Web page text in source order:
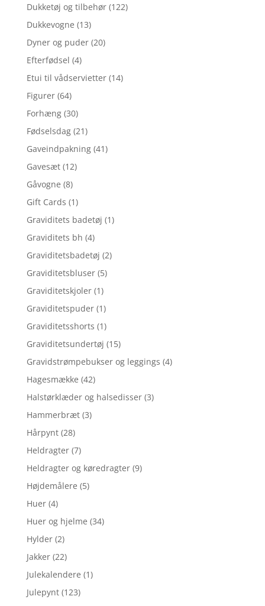
Dukketøj og tilbehør (122)
Dukkevogne (13)
Dyner og puder (20)
Efterfødsel (4)
Etui til vådservietter (14)
Figurer (64)
Forhæng (30)
Fødselsdag (21)
Gaveindpakning (41)
Gavesæt (12)
Gåvogne (8)
Gift Cards (1)
Graviditets badetøj (1)
Graviditets bh (4)
Graviditetsbadetøj (2)
Graviditetsbluser (5)
Graviditetskjoler (1)
Graviditetspuder (1)
Graviditetsshorts (1)
Graviditetsundertøj (15)
Gravidstrømpebukser og leggings (4)
Hagesmække (42)
Halstørklæder og halsedisser (3)
Hammerbræt (3)
Hårpynt (28)
Heldragter (7)
Heldragter og køredragter (9)
Højdemålere (5)
Huer (4)
Huer og hjelme (34)
Hylder (2)
Jakker (22)
Julekalendere (1)
Julepynt (123)